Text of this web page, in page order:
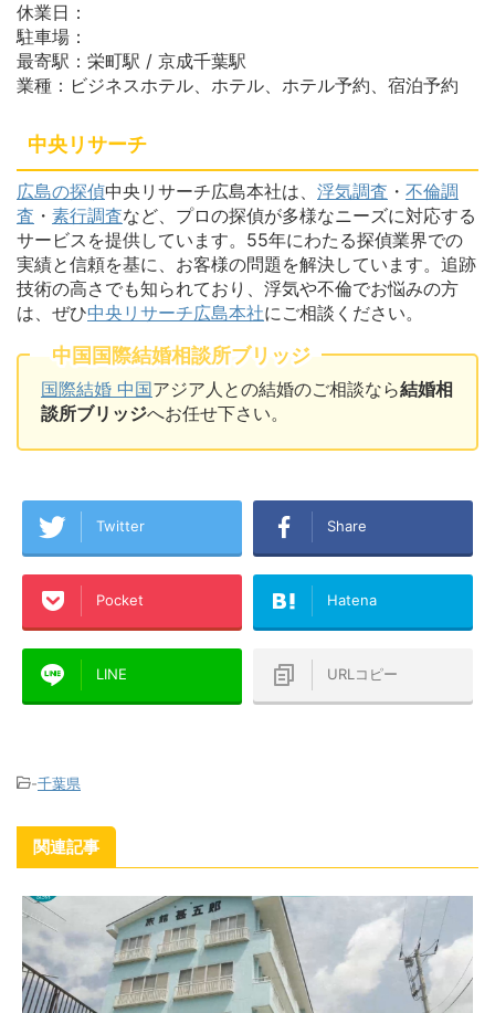
休業日：
駐車場：
最寄駅：栄町駅 / 京成千葉駅
業種：ビジネスホテル、ホテル、ホテル予約、宿泊予約
中央リサーチ
広島の探偵中央リサーチ広島本社は、 浮気調査 ・ 不倫調
査 ・ 素行調査など、プロの探偵が多様なニーズに対応する
サービスを提供しています。55年にわたる探偵業界での
実績と信頼を基に、お客様の問題を解決しています。追跡
技術の高さでも知られており、浮気や不倫でお悩みの方
は、ぜひ中央リサーチ広島本社にご相談ください。
中国国際結婚相談所ブリッジ
国際結婚 中国アジア人との結婚のご相談なら結婚相
談所ブリッジへお任せ下さい。
Twitter Share
Pocket Hatena
LINE URLコピー
-千葉県
関連記事